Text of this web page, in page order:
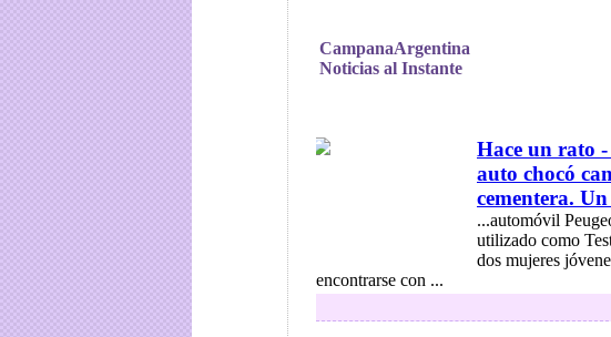
CampanaArgentina
Noticias al Instante
Hace un rato
auto chocó
cementera. Un
...automóvil
utilizado como
dos mujeres
encontrarse con ...